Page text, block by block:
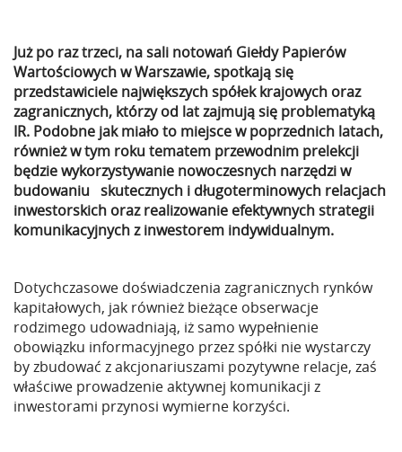
Już po raz trzeci, na sali notowań Giełdy Papierów
Wartościowych w Warszawie, spotkają się
przedstawiciele największych spółek krajowych oraz
zagranicznych, którzy od lat zajmują się problematyką
IR. Podobne jak miało to miejsce w poprzednich latach,
również w tym roku tematem przewodnim prelekcji
będzie wykorzystywanie nowoczesnych narzędzi w
budowaniu skutecznych i długoterminowych relacjach
inwestorskich oraz realizowanie efektywnych strategii
komunikacyjnych z inwestorem indywidualnym.
Dotychczasowe doświadczenia zagranicznych rynków
kapitałowych, jak również bieżące obserwacje
rodzimego udowadniają, iż samo wypełnienie
obowiązku informacyjnego przez spółki nie wystarczy
by zbudować z akcjonariuszami pozytywne relacje, zaś
właściwe prowadzenie aktywnej komunikacji z
inwestorami przynosi wymierne korzyści.